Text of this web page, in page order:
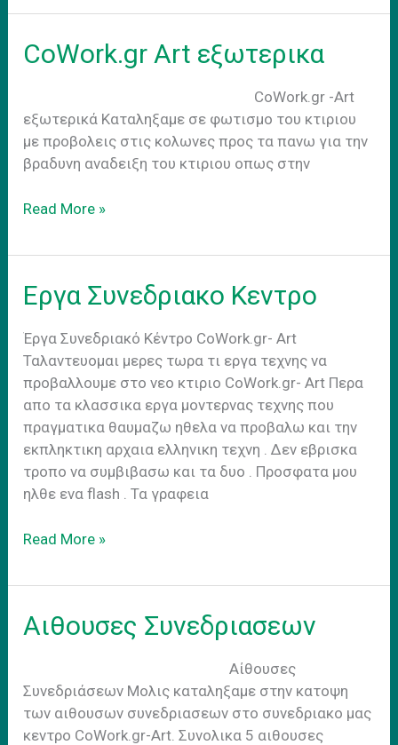
usual
CoWork.gr Art εξωτερικα
CoWork.gr -Art
εξωτερικά Kαταληξαμε σε φωτισμο του κτιριου
με προβολεις στις κολωνες προς τα πανω για την
βραδυνη αναδειξη του κτιριου οπως στην
CoWork.gr
εξωτερικα
Read More »
Εργα Συνεδριακο Κεντρο
Έργα Συνεδριακό Κέντρο CoWork.gr- Art
Ταλαντευομαι μερες τωρα τι εργα τεχνης να
προβαλλουμε στο νεο κτιριο CoWork.gr- Art Περα
απο τα κλασσικα εργα μοντερνας τεχνης που
πραγματικα θαυμαζω ηθελα να προβαλω και την
εκπληκτικη αρχαια ελληνικη τεχνη . Δεν εβρισκα
τροπο να συμβιβασω και τα δυο . Προσφατα μου
ηλθε ενα flash . Τα γραφεια
Εργα
Κεντρο
Read More »
Αιθουσες Συνεδριασεων
Αίθουσες
Συνεδριάσεων Mολις καταληξαμε στην κατοψη
των αιθουσων συνεδριασεων στο συνεδριακο μας
κεντρο CoWork.gr-Art. Συνολικα 5 αιθουσες